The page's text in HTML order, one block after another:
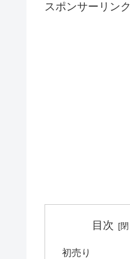
スポンサーリンク
目次
初売り